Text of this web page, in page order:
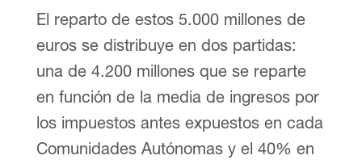
El reparto de estos 5.000 millones de
euros se distribuye en dos partidas:
una de 4.200 millones que se reparte
en función de la media de ingresos por
los impuestos antes expuestos en cada
Comunidades Autónomas y el 40% en